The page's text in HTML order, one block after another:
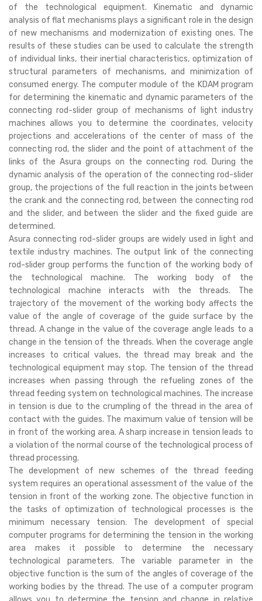
of the technological equipment. Kinematic and dynamic
analysis of flat mechanisms plays a significant role in the design
of new mechanisms and modernization of existing ones. The
results of these studies can be used to calculate the strength
of individual links, their inertial characteristics, optimization of
structural parameters of mechanisms, and minimization of
consumed energy. The computer module of the KDAM program
for determining the kinematic and dynamic parameters of the
connecting rod-slider group of mechanisms of light industry
machines allows you to determine the coordinates, velocity
projections and accelerations of the center of mass of the
connecting rod, the slider and the point of attachment of the
links of the Asura groups on the connecting rod. During the
dynamic analysis of the operation of the connecting rod-slider
group, the projections of the full reaction in the joints between
the crank and the connecting rod, between the connecting rod
and the slider, and between the slider and the fixed guide are
determined.
Asura connecting rod-slider groups are widely used in light and
textile industry machines. The output link of the connecting
rod-slider group performs the function of the working body of
the technological machine. The working body of the
technological machine interacts with the threads. The
trajectory of the movement of the working body affects the
value of the angle of coverage of the guide surface by the
thread. A change in the value of the coverage angle leads to a
change in the tension of the threads. When the coverage angle
increases to critical values, the thread may break and the
technological equipment may stop. The tension of the thread
increases when passing through the refueling zones of the
thread feeding system on technological machines. The increase
in tension is due to the crumpling of the thread in the area of
contact with the guides. The maximum value of tension will be
in front of the working area. A sharp increase in tension leads to
a violation of the normal course of the technological process of
thread processing.
The development of new schemes of the thread feeding
system requires an operational assessment of the value of the
tension in front of the working zone. The objective function in
the tasks of optimization of technological processes is the
minimum necessary tension. The development of special
computer programs for determining the tension in the working
area makes it possible to determine the necessary
technological parameters. The variable parameter in the
objective function is the sum of the angles of coverage of the
working bodies by the thread. The use of a computer program